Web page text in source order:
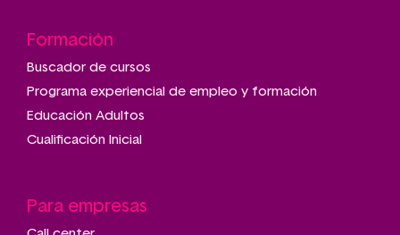
Formación
Buscador de cursos
Programa experiencial de empleo y formación
Educación Adultos
Cualificación Inicial
Para empresas